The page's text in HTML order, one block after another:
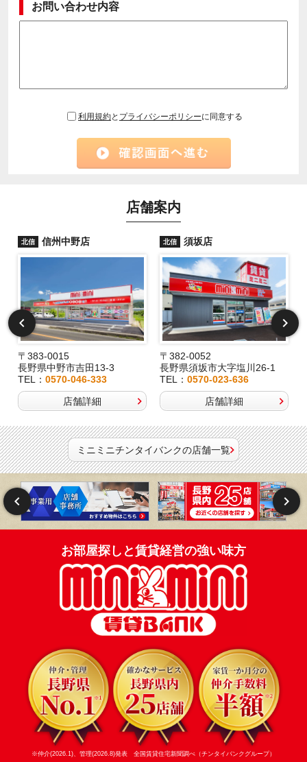
お問い合わせ内容
利用規約と プライバシーポリシーに同意する
店舗案内
北信 信州中野店
〒383-0015
長野県中野市吉田13-3
TEL： 0570-046-333
店舗詳細
北信 須坂店
〒382-0052
長野県須坂市大字塩川26-1
TEL：0570-023-636
店舗詳細
ミニミニチンタイバンクの店舗一覧
お部屋探しと賃貸経営の強い味方
※仲介(2026.1)、管理(2026.8)発表 全国賃貸住宅新聞調べ（チンタイバンクグループ）